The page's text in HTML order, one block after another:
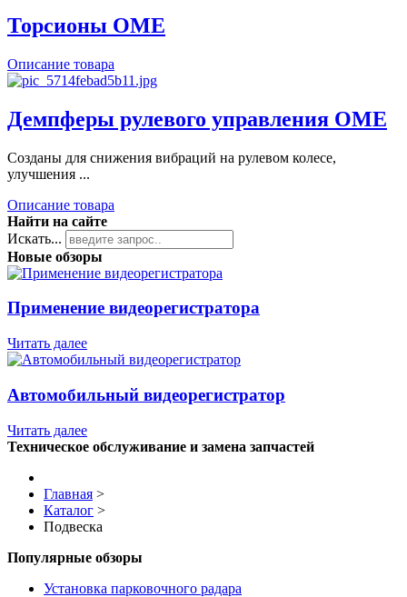
Торсионы ОМЕ
Описание товара
Демпферы рулевого управления OME
Созданы для снижения вибраций на рулевом колесе,
улучшения ...
Описание товара
Найти на сайте
Искать...
Новые обзоры
Применение видеорегистратора
Читать далее
Автомобильный видеорегистратор
Читать далее
Техническое обслуживание и замена запчастей
Главная >
Каталог >
Подвеска
Популярные обзоры
Установка парковочного радара